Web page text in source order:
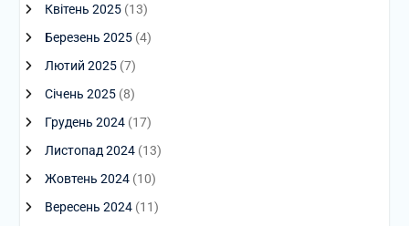
Квітень 2025(13)
Березень 2025(4)
Лютий 2025(7)
Січень 2025(8)
Грудень 2024(17)
Листопад 2024(13)
Жовтень 2024(10)
Вересень 2024(11)